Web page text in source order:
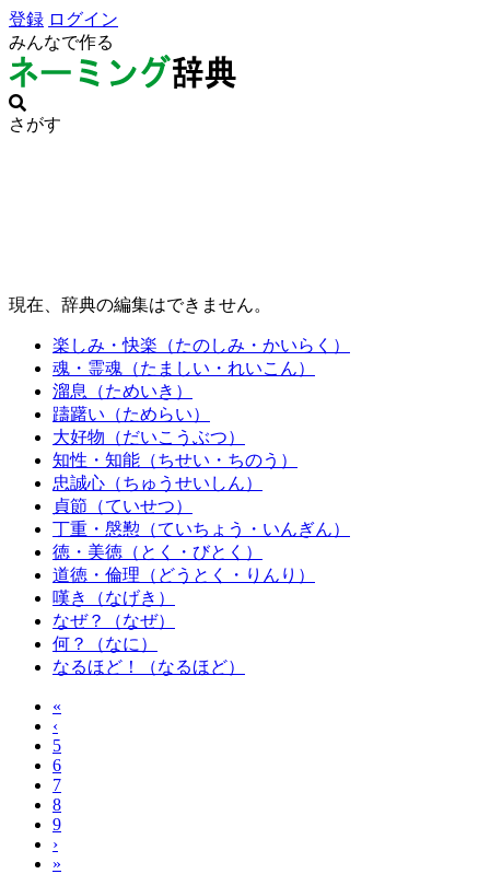
登録 ログイン
みんなで作る
さがす
現在、辞典の編集はできません。
楽しみ・快楽（たのしみ・かいらく）
魂・霊魂（たましい・れいこん）
溜息（ためいき）
躊躇い（ためらい）
大好物（だいこうぶつ）
知性・知能（ちせい・ちのう）
忠誠心（ちゅうせいしん）
貞節（ていせつ）
丁重・慇懃（ていちょう・いんぎん）
徳・美徳（とく・びとく）
道徳・倫理（どうとく・りんり）
嘆き（なげき）
なぜ？（なぜ）
何？（なに）
なるほど！（なるほど）
«
‹
5
6
7
8
9
›
»